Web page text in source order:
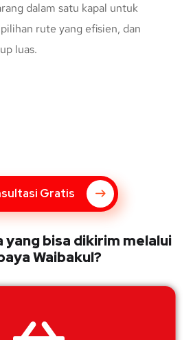
dalam satu kapal untuk
rute yang efisien, dan
luas.
Gratis
yang bisa dikirim melalui
Waibakul?